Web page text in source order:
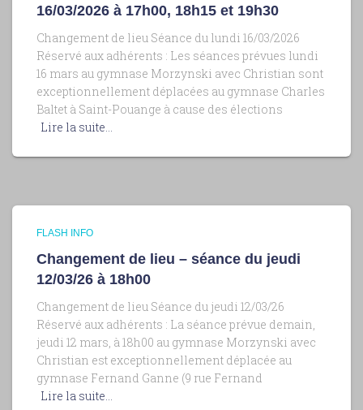
16/03/2026 à 17h00, 18h15 et 19h30
Changement de lieu Séance du lundi 16/03/2026
Réservé aux adhérents : Les séances prévues lundi
16 mars au gymnase Morzynski avec Christian sont
exceptionnellement déplacées au gymnase Charles
Baltet à Saint-Pouange à cause des élections
Lire la suite…
FLASH INFO
Changement de lieu – séance du jeudi
12/03/26 à 18h00
Changement de lieu Séance du jeudi 12/03/26
Réservé aux adhérents : La séance prévue demain,
jeudi 12 mars, à 18h00 au gymnase Morzynski avec
Christian est exceptionnellement déplacée au
gymnase Fernand Ganne (9 rue Fernand
Lire la suite…